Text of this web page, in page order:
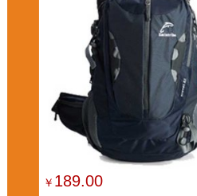
￥ 189.00